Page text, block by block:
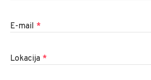
E-mail *
Lokacija *